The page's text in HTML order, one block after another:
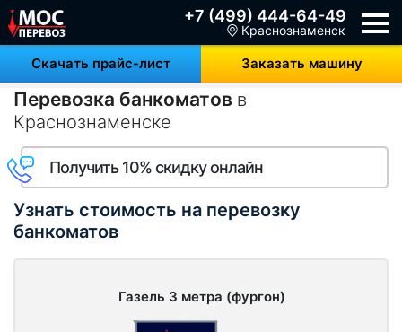
+7 (499) 444-64-49
Скачать прайс-лист Заказать машину
Краснознаменск
Перевозка банкоматов в
Краснознаменске
Получить 10% скидку онлайн
Узнать стоимость на перевозку
банкоматов
Газель 3 метра (фургон)